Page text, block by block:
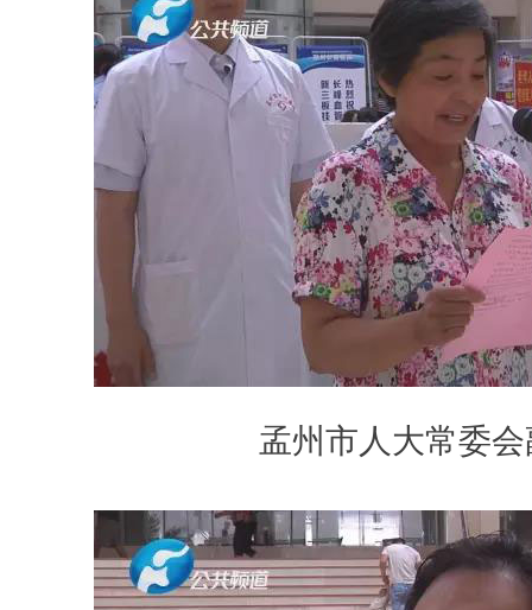
孟州市人大常委